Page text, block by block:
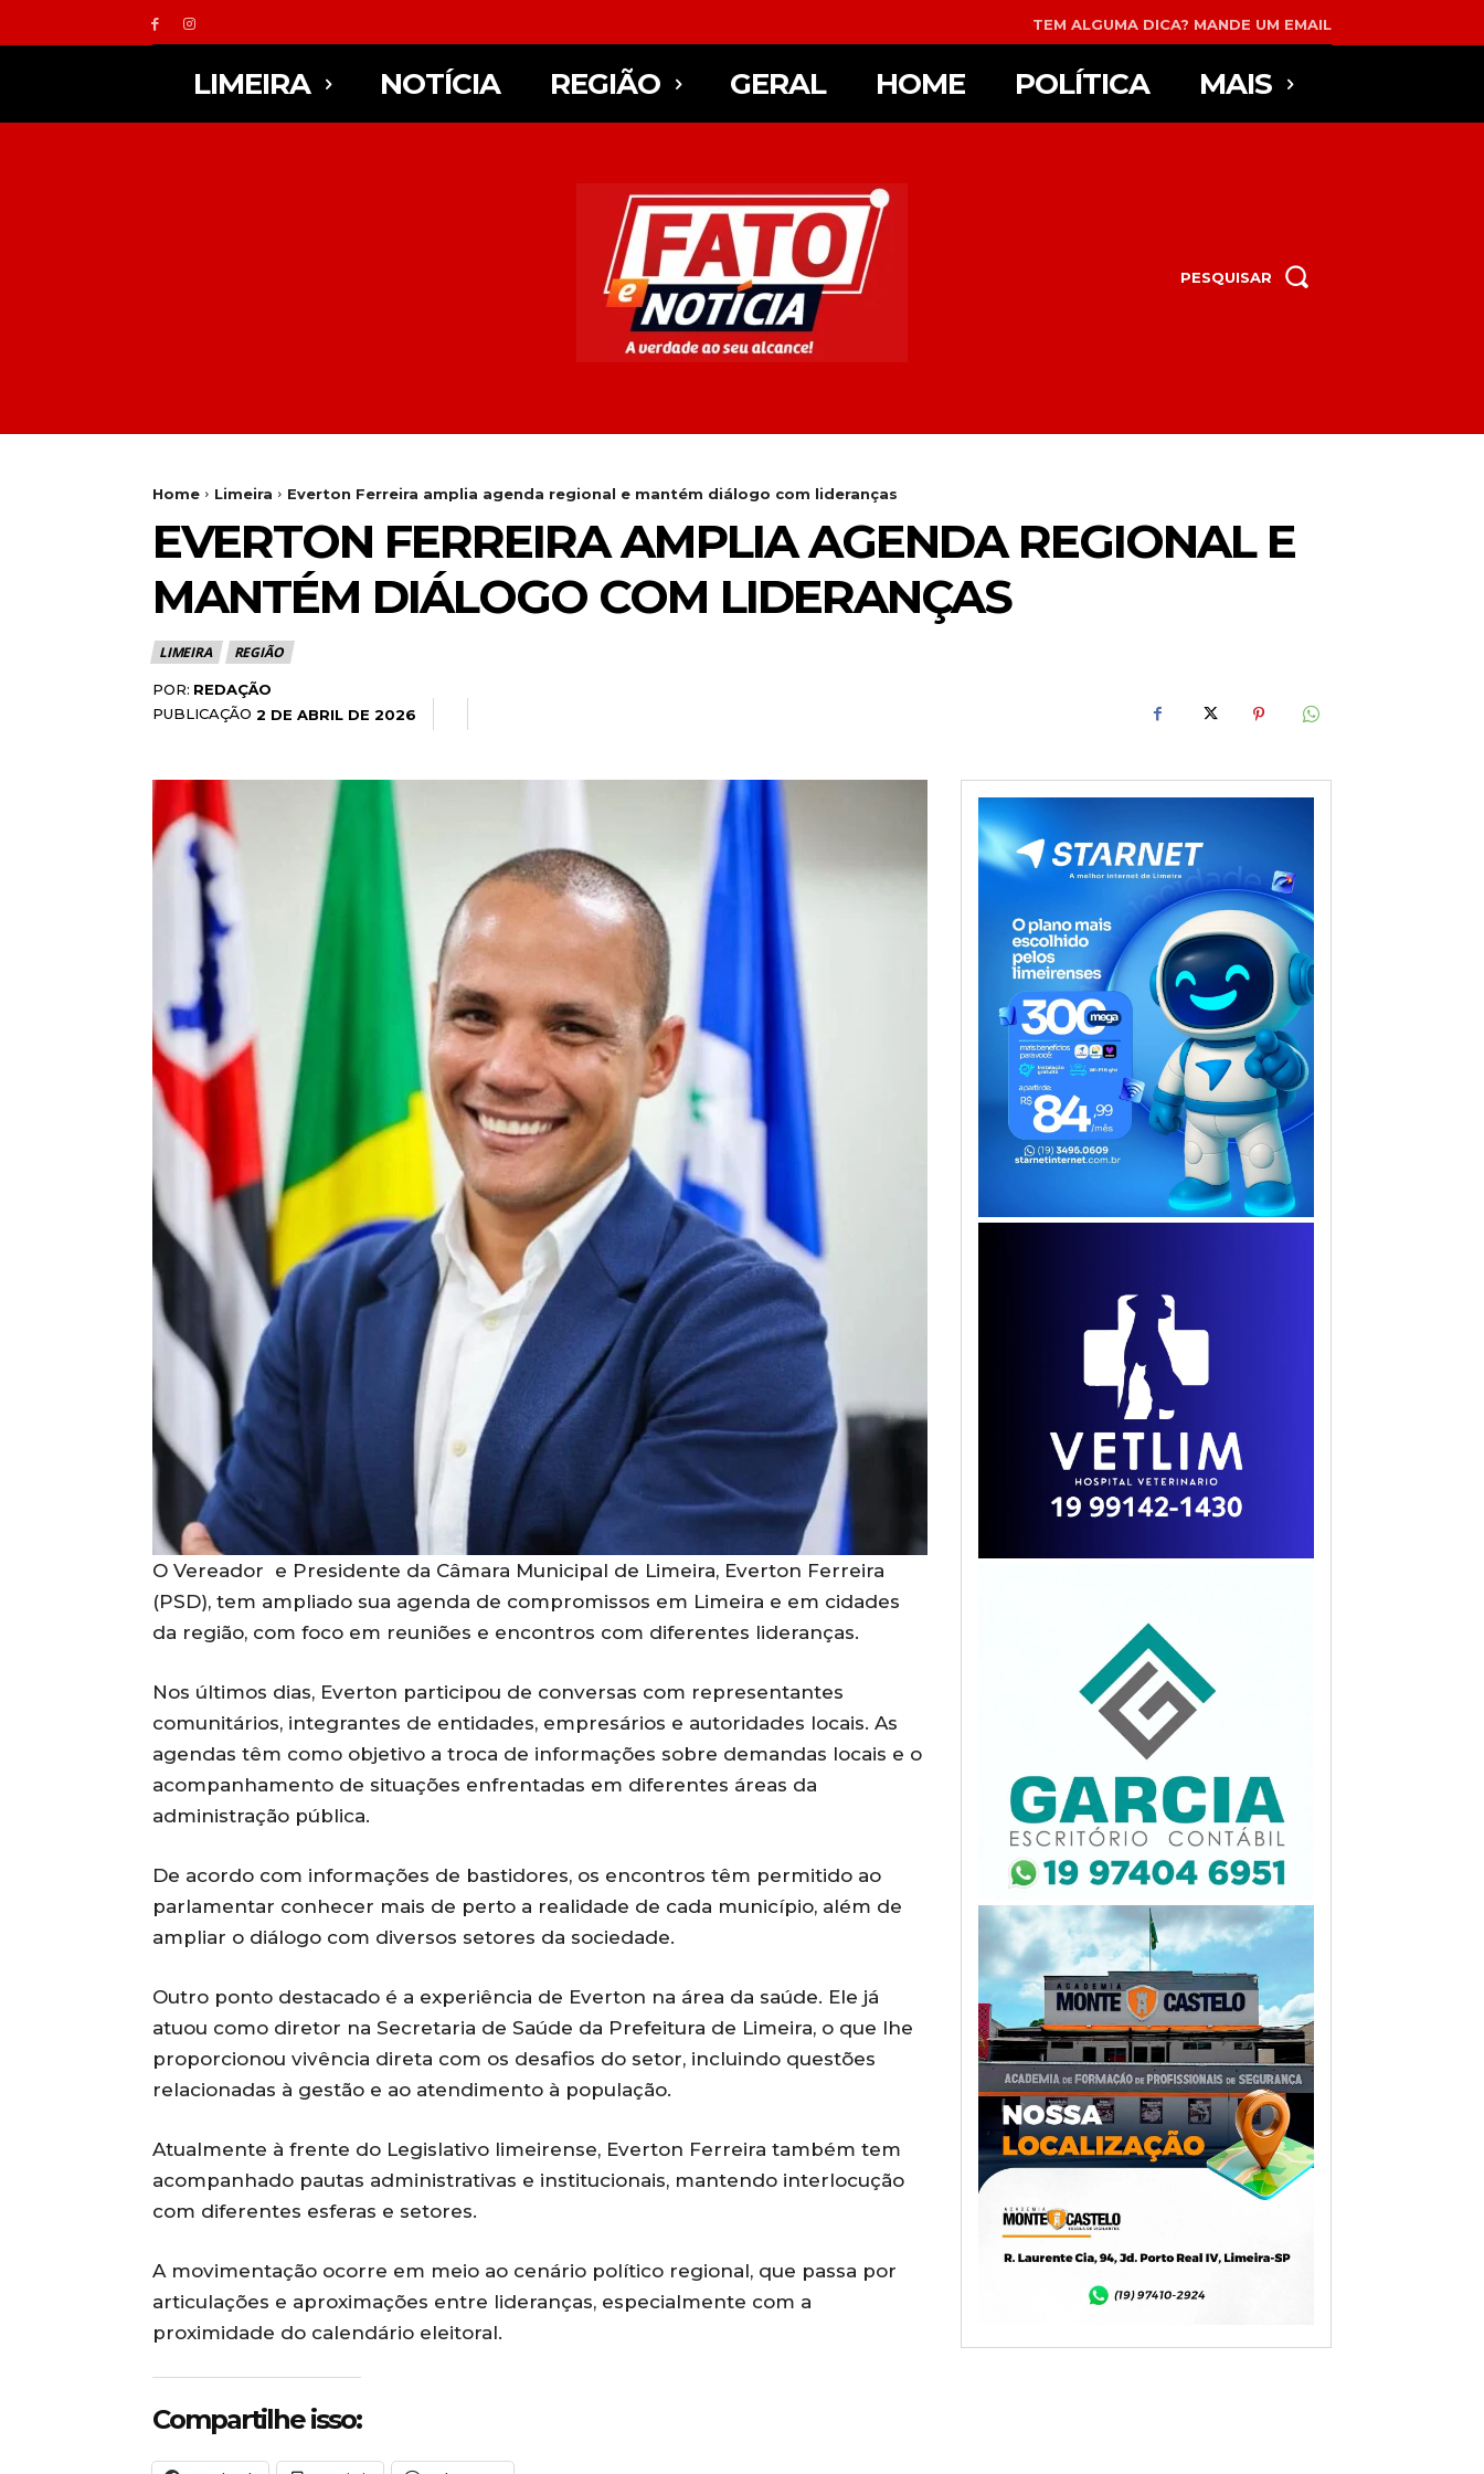
TEM ALGUMA DICA? MANDE UM EMAIL
LIMEIRA NOTÍCIA REGIÃO GERAL HOME POLÍTICA MAIS
PESQUISAR
Home Limeira Everton Ferreira amplia agenda regional e mantém diálogo com lideranças
EVERTON FERREIRA AMPLIA AGENDA REGIONAL E
MANTÉM DIÁLOGO COM LIDERANÇAS
LIMEIRA REGIÃO
POR: REDAÇÃO
PUBLICAÇÃO 2 DE ABRIL DE 2026
O Vereador e Presidente da Câmara Municipal de Limeira, Everton Ferreira
(PSD), tem ampliado sua agenda de compromissos em Limeira e em cidades
da região, com foco em reuniões e encontros com diferentes lideranças.
Nos últimos dias, Everton participou de conversas com representantes
comunitários, integrantes de entidades, empresários e autoridades locais. As
agendas têm como objetivo a troca de informações sobre demandas locais e o
acompanhamento de situações enfrentadas em diferentes áreas da
administração pública.
De acordo com informações de bastidores, os encontros têm permitido ao
parlamentar conhecer mais de perto a realidade de cada município, além de
ampliar o diálogo com diversos setores da sociedade.
Outro ponto destacado é a experiência de Everton na área da saúde. Ele já
atuou como diretor na Secretaria de Saúde da Prefeitura de Limeira, o que lhe
proporcionou vivência direta com os desafios do setor, incluindo questões
relacionadas à gestão e ao atendimento à população.
Atualmente à frente do Legislativo limeirense, Everton Ferreira também tem
acompanhado pautas administrativas e institucionais, mantendo interlocução
com diferentes esferas e setores.
A movimentação ocorre em meio ao cenário político regional, que passa por
articulações e aproximações entre lideranças, especialmente com a
proximidade do calendário eleitoral.
Compartilhe isso: